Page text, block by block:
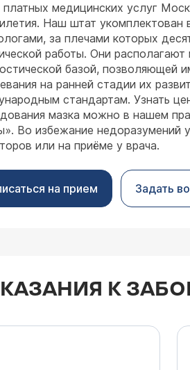
платных медицинских услуг
Наш штат укомплектован
за плечами которых
работы. Они
базой, позволяющей
на ранней стадии их
стандартам. Узнать
мазка можно в нашем
Во избежание недоразумений
или на приёме у врача.
на прием Задать
К